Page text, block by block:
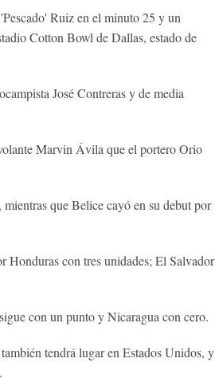
Ruiz en el minuto 25 y un
Cotton Bowl de Dallas, estado de
José Contreras y de media
Marvin Ávila que el portero Orio
que Belice cayó en su debut por
Honduras con tres unidades; El Salvador
con un punto y Nicaragua con cero.
tendrá lugar en Estados Unidos, y